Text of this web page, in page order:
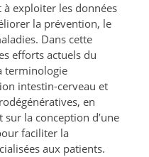
exploiter les données
la prévention, le
Dans cette
efforts actuels du
terminologie
intestin-cerveau et
en
la conception d’une
faciliter la
aux patients.